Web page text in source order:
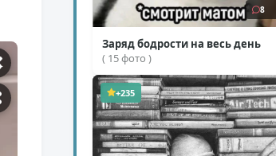
8
Заряд бодрости на весь день
( 15 фото )
+235